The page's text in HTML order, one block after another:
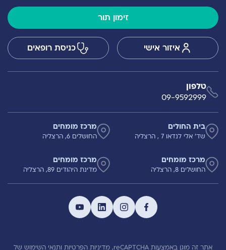
זימון תור
איזור אישי כניסת רופאים
טלפון
09-9592999
בית החולים
שד' אלי לנדאו 7 , הרצליה
מרכז מומחים
החושלים 6, הרצליה
מרכז מומחים
החושלים 8, הרצליה
מרכז מומחים
מדינת היהודים 89, הרצליה
אתר זה מוגן באמצעות reCAPTCHA, מדיניות הפרטיות ותנאי השימוש של